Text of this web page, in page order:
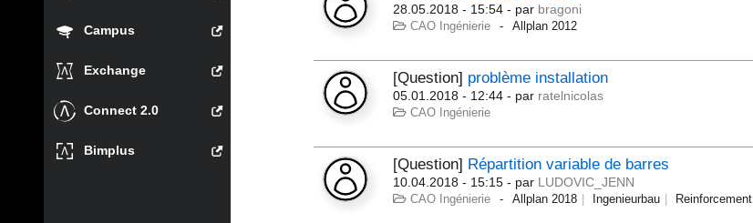
Campus
Exchange
Connect 2.0
Bimplus
28.05.2018 - 15:54 - par bragoni
CAO Ingénierie Allplan 2012
[Question] problème installation
05.01.2018 - 12:44 - par ratelnicolas
CAO Ingénierie
[Question] Répartition variable de barres
10.04.2018 - 15:15 - par LUDOVIC_JENN
CAO Ingénierie Allplan 2018 Ingenieurbau Reinforcement